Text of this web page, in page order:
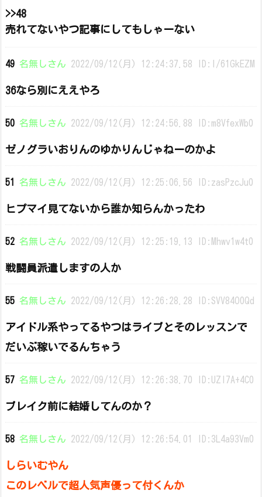
>>48
売れてないやつ記事にしてもしゃーない
49 名無しさん 2022/09/12(月) 12:24:37.58 ID:I/61GkEZM
36なら別にええやろ
50 名無しさん 2022/09/12(月) 12:24:56.88 ID:m8VfexWb0
ゼノグラいおりんのゆかりんじゃねーのかよ
51 名無しさん 2022/09/12(月) 12:25:06.56 ID:zasPzcJu0
ヒプマイ見てないから誰か知らんかったわ
52 名無しさん 2022/09/12(月) 12:25:19.13 ID:Mhwv1w4t0
戦闘員派遣しますの人か
55 名無しさん 2022/09/12(月) 12:26:28.28 ID:SVV84O0Qd
アイドル系やってるやつはライブとそのレッスンで
だいぶ稼いでるんちゃう
57 名無しさん 2022/09/12(月) 12:26:38.70 ID:UZl7A+4C0
ブレイク前に結婚してんのか？
58 名無しさん 2022/09/12(月) 12:26:54.01 ID:3L4a93Vm0
しらいむやん
このレベルで超人気声優って付くんか